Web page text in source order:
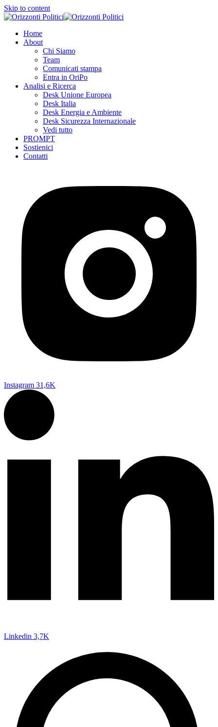
Skip to content
Home
About
Chi Siamo
Team
Comunicati stampa
Entra in OriPo
Analisi e Ricerca
Desk Unione Europea
Desk Italia
Desk Energia e Ambiente
Desk Sicurezza Internazionale
Vedi tutto
PROMPT
Sostienici
Contatti
Instagram 31,6K
Linkedin 3,7K